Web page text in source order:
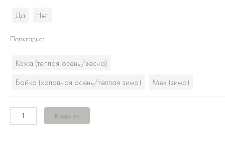
Да Нет
Подкладка:
Кожа (теплая осень/весна)
Байка (холодная осень/теплая зима)
Мех (зима)
В корзину